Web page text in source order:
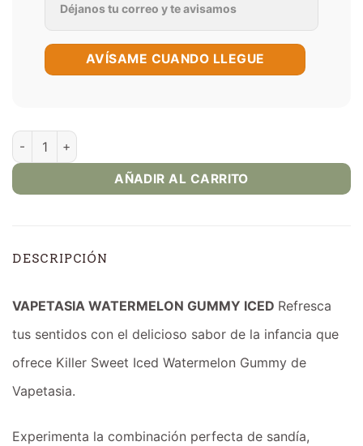
AVÍSAME CUANDO LLEGUE
Watermelon Gummy Iced - Vapetasia 100ml E-Juice cantidad
AÑADIR AL CARRITO
DESCRIPCIÓN
VAPETASIA WATERMELON GUMMY ICED Refresca
tus sentidos con el delicioso sabor de la infancia que
ofrece Killer Sweet Iced Watermelon Gummy de
Vapetasia.
Experimenta la combinación perfecta de sandía,